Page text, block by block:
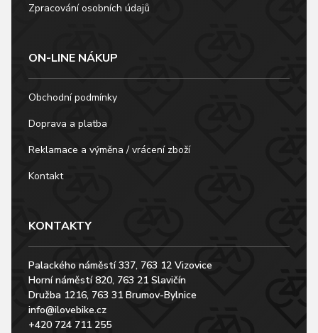
Zpracování osobních údajů
ON-LINE NÁKUP
Obchodní podmínky
Doprava a platba
Reklamace a výměna / vrácení zboží
Kontakt
KONTAKTY
Palackého náměstí 337, 763 12 Vizovice
Horní náměstí 820, 763 21 Slavičín
Družba 1216, 763 31 Brumov-Bylnice
info@ilovebike.cz
+420 724 711 255